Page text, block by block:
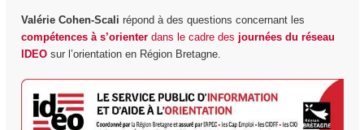
Valérie Cohen-Scali répond à des questions concernant les
compétences à s’orienter dans le cadre des journées du réseau
IDEOsur l’orientation en Région Bretagne.